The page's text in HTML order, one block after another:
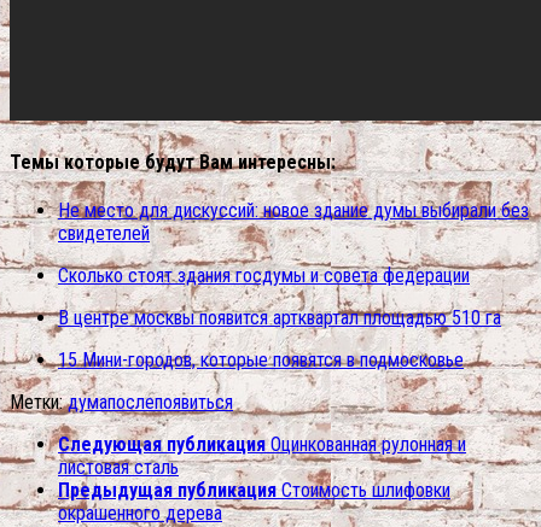
Темы которые будут Вам интересны:
Не место для дискуссий: новое здание думы выбирали без
свидетелей
Сколько стоят здания госдумы и совета федерации
В центре москвы появится артквартал площадью 510 га
15 Мини-городов, которые появятся в подмосковье
Метки: думапослепоявиться
Следующая публикация Оцинкованная рулонная и
листовая сталь
Предыдущая публикация Стоимость шлифовки
окрашенного дерева